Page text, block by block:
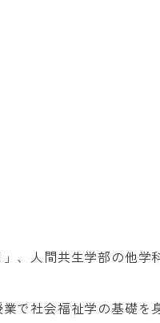
、人間共生学部の他
業で社会福祉学の基